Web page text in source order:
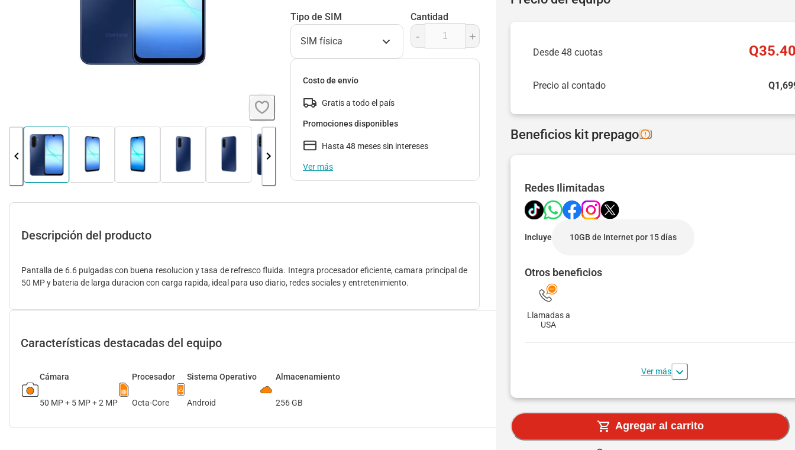
Tipo de SIM
SIM física
Cantidad
- +
Costo de envío
Gratis a todo el país
Promociones disponibles
Hasta 48 meses sin intereses
Ver más
Descripción del producto
Pantalla de 6.6 pulgadas con buena resolucion y tasa de refresco fluida. Integra procesador eficiente, camara principal de
50 MP y bateria de larga duracion con carga rapida, ideal para uso diario, redes sociales y entretenimiento.
Características destacadas del equipo
Cámara
50 MP + 5 MP + 2 MP
Procesador
Octa-Core
Sistema Operativo
Android
Almacenamiento
256 GB
Desde 48 cuotas Q35
Precio al contado Q
Beneficios kit prepago
Redes Ilimitadas
Incluye 10GB de Internet por 15 días
Otros beneficios
Llamadas a
USA
Ver más
Agregar al carrito